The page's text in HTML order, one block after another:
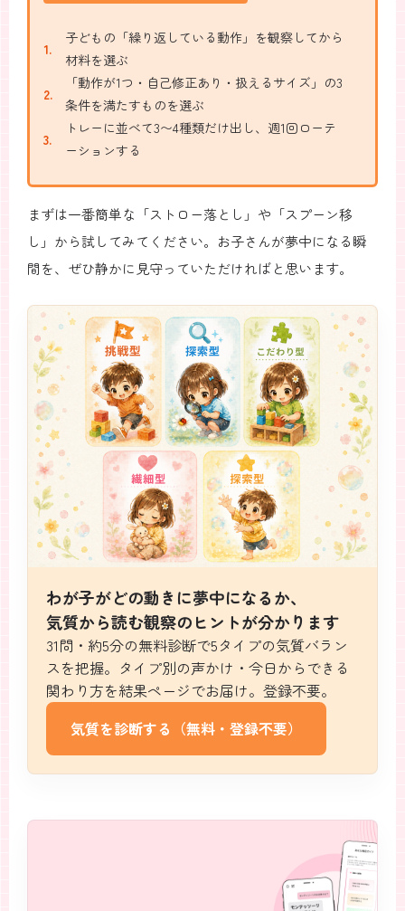
子どもの「繰り返している動作」を観察してから
材料を選ぶ
「動作が1つ・自己修正あり・扱えるサイズ」の3
条件を満たすものを選ぶ
トレーに並べて3〜4種類だけ出し、週1回ローテ
ーションする
まずは一番簡単な「ストロー落とし」や「スプーン移
し」から試してみてください。お子さんが夢中になる瞬
間を、ぜひ静かに見守っていただければと思います。
わが子がどの動きに夢中になるか、
気質から読む観察のヒントが分かります
31問・約5分の無料診断で5タイプの気質バラン
スを把握。タイプ別の声かけ・今日からできる
関わり方を結果ページでお届け。登録不要。
気質を診断する（無料・登録不要）